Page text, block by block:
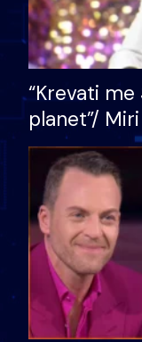
“Krevati
planet”/
bukura në
mungojë